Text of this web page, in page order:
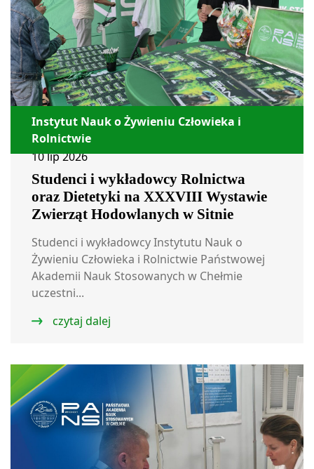
Instytut Nauk o Żywieniu Człowieka i
Rolnictwie
10 lip 2026
Studenci i wykładowcy Rolnictwa
oraz Dietetyki na XXXVIII Wystawie
Zwierząt Hodowlanych w Sitnie
Studenci i wykładowcy Instytutu Nauk o
Żywieniu Człowieka i Rolnictwie Państwowej
Akademii Nauk Stosowanych w Chełmie
uczestni...
czytaj dalej